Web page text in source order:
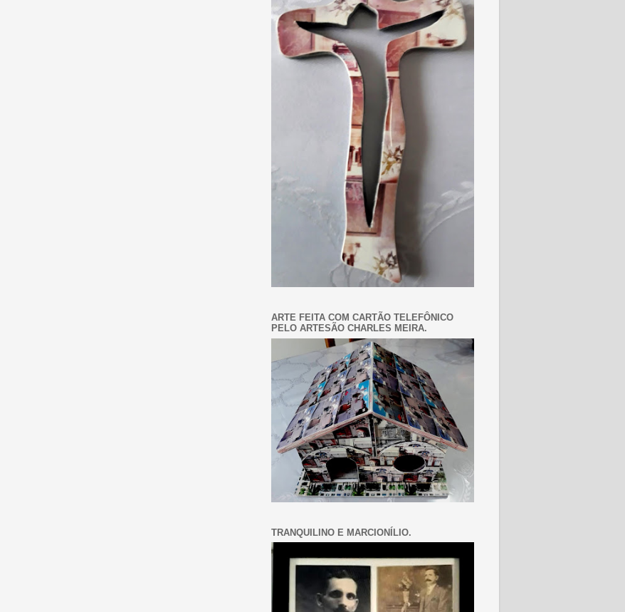
ARTE FEITA COM CARTÃO TELEFÔNICO
PELO ARTESÃO CHARLES MEIRA.
TRANQUILINO E MARCIONÍLIO.